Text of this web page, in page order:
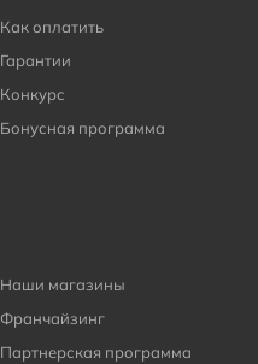
Как оплатить
Гарантии
Конкурс
Бонусная программа
Наши магазины
Франчайзинг
Партнерская программа